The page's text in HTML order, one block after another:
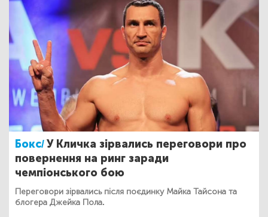
Бокс/У Кличка зірвались переговори про
повернення на ринг заради
чемпіонського бою
Переговори зірвались після поєдинку Майка Тайсона та
блогера Джейка Пола.